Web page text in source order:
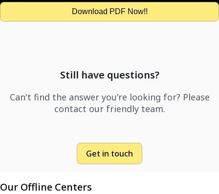
Download PDF Now!!
Still have questions?
Can't find the answer you're looking for? Please
contact our friendly team.
Get in touch
Our Offline Centers